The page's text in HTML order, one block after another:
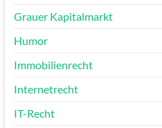
Grauer Kapitalmarkt
Humor
Immobilienrecht
Internetrecht
IT-Recht